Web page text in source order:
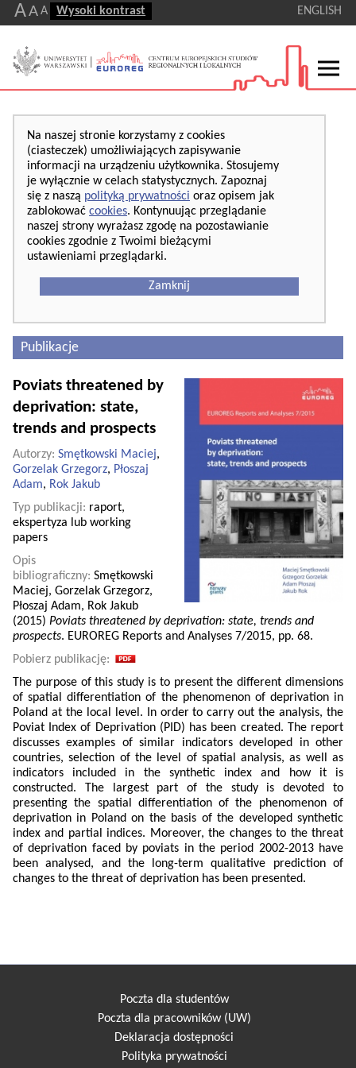
AA A Wysoki kontrast ENGLISH
Na naszej stronie korzystamy z cookies
(ciasteczek) umożliwiających zapisywanie
informacji na urządzeniu użytkownika. Stosujemy
je wyłącznie w celach statystycznych. Zapoznaj
się z naszą polityką prywatności oraz opisem jak
zablokować cookies. Kontynuując przeglądanie
naszej strony wyrażasz zgodę na pozostawianie
cookies zgodnie z Twoimi bieżącymi
ustawieniami przeglądarki.
Zamknij
Publikacje
Poviats threatened by
deprivation: state,
trends and prospects
Autorzy: Smętkowski Maciej,
Gorzelak Grzegorz, Płoszaj
Adam, Rok Jakub
Typ publikacji: raport,
ekspertyza lub working
papers
Opis
bibliograficzny: Smętkowski
Maciej, Gorzelak Grzegorz,
Płoszaj Adam, Rok Jakub
(2015) Poviats threatened by deprivation: state, trends and
prospects. EUROREG Reports and Analyses 7/2015, pp. 68.
Pobierz publikację:
The purpose of this study is to present the different dimensions
of spatial differentiation of the phenomenon of deprivation in
Poland at the local level. In order to carry out the analysis, the
Poviat Index of Deprivation (PID) has been created. The report
discusses examples of similar indicators developed in other
countries, selection of the level of spatial analysis, as well as
indicators included in the synthetic index and how it is
constructed. The largest part of the study is devoted to
presenting the spatial differentiation of the phenomenon of
deprivation in Poland on the basis of the developed synthetic
index and partial indices. Moreover, the changes to the threat
of deprivation faced by poviats in the period 2002-2013 have
been analysed, and the long-term qualitative prediction of
changes to the threat of deprivation has been presented.
Poczta dla studentów
Poczta dla pracowników (UW)
Deklaracja dostępności
Polityka prywatności